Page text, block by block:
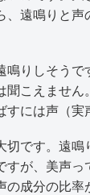
、遠鳴りと声
りしそうで
聞こえません
には声（実
です。遠鳴
すが、美声っ
の成分の比率